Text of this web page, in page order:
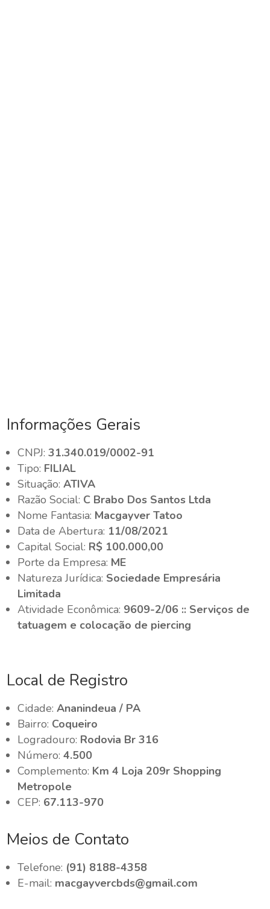
Informações Gerais
CNPJ:31.340.019/0002-91
Tipo: FILIAL
Situação:ATIVA
Razão Social: C Brabo Dos Santos Ltda
Nome Fantasia: Macgayver Tatoo
Data de Abertura: 11/08/2021
Capital Social: R$ 100.000,00
Porte da Empresa: ME
Natureza Jurídica: Sociedade Empresária
Limitada
Atividade Econômica: 9609-2/06 :: Serviços de
tatuagem e colocação de piercing
Local de Registro
Cidade:Ananindeua / PA
Bairro: Coqueiro
Logradouro: Rodovia Br 316
Número:4.500
Complemento: Km 4 Loja 209r Shopping
Metropole
CEP: 67.113-970
Meios de Contato
Telefone: (91) 8188-4358
E-mail: macgayvercbds@gmail.com